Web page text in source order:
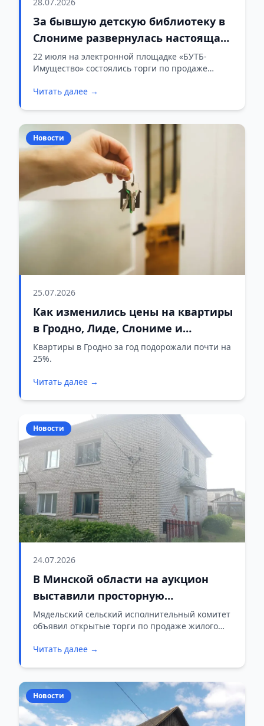
За бывшую детскую библиотеку в
Слониме развернулась настоящая
борьба на торгах. За сколько
купили?
22 июля на электронной площадке «БУТБ-
Имущество» состоялись торги по продаже
квадратного метра в Слониме, где ранее
ушел с молотка по цене 124 950 рублей.
Читать далее →
Новости
25.07.2026
Как изменились цены на квартиры
в Гродно, Лиде, Слониме и
Волковыске
Квартиры в Гродно за год подорожали почти на
25%.
Читать далее →
Новости
24.07.2026
В Минской области на аукцион
выставили просторную
двухуровневую трешку с участком
по суперцене
Мядельский сельский исполнительный комитет
объявил открытые торги по продаже жилого
Начальная стоимость трехкомнатной квартиры
Читать далее →
Новости